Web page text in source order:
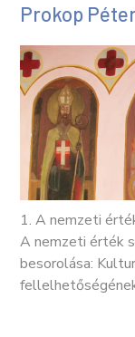
Prokop
1. A nemzeti
A nemzeti érték
besorolása: